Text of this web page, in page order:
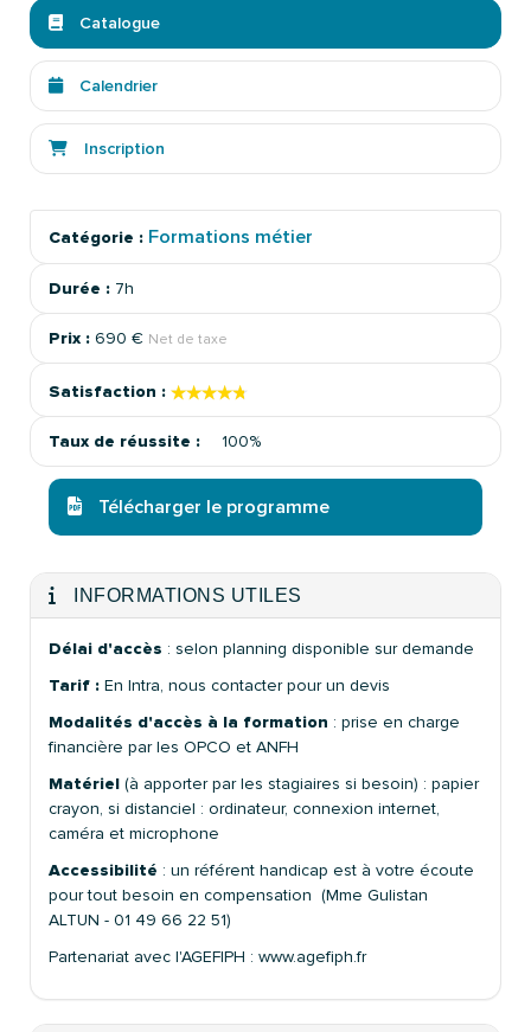
Catalogue
Calendrier
Inscription
Catégorie : Formations métier
Durée : 7h
Prix : 690 € Net de taxe
Satisfaction : ★★★★★
★★★★★
Taux de réussite : 100%
Télécharger le programme
INFORMATIONS UTILES
Délai d'accès : selon planning disponible sur demande
Tarif : En Intra, nous contacter pour un devis
Modalités d'accès à la formation : prise en charge
financière par les OPCO et ANFH
Matériel (à apporter par les stagiaires si besoin) : papier
crayon, si distanciel : ordinateur, connexion internet,
caméra et microphone
Accessibilité : un référent handicap est à votre écoute
pour tout besoin en compensation (Mme Gulistan
ALTUN - 01 49 66 22 51)
Partenariat avec l'AGEFIPH : www.agefiph.fr